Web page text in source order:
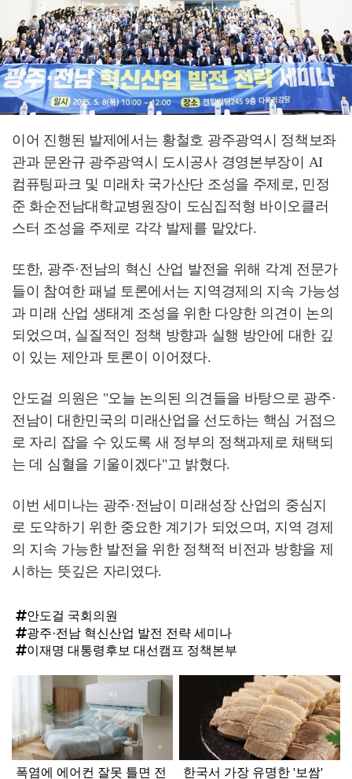
이어 진행된 발제에서는 황철호 광주광역시 정책보좌
관과 문완규 광주광역시 도시공사 경영본부장이 AI
컴퓨팅파크 및 미래차 국가산단 조성을 주제로, 민정
준 화순전남대학교병원장이 도심집적형 바이오클러
스터 조성을 주제로 각각 발제를 맡았다.
또한, 광주·전남의 혁신 산업 발전을 위해 각계 전문가
들이 참여한 패널 토론에서는 지역경제의 지속 가능성
과 미래 산업 생태계 조성을 위한 다양한 의견이 논의
되었으며, 실질적인 정책 방향과 실행 방안에 대한 깊
이 있는 제안과 토론이 이어졌다.
안도걸 의원은 "오늘 논의된 의견들을 바탕으로 광주·
전남이 대한민국의 미래산업을 선도하는 핵심 거점으
로 자리 잡을 수 있도록 새 정부의 정책과제로 채택되
는 데 심혈을 기울이겠다"고 밝혔다.
이번 세미나는 광주·전남이 미래성장 산업의 중심지
로 도약하기 위한 중요한 계기가 되었으며, 지역 경제
의 지속 가능한 발전을 위한 정책적 비전과 방향을 제
시하는 뜻깊은 자리였다.
안도걸 국회의원
광주·전남 혁신산업 발전 전략 세미나
이재명 대통령후보 대선캠프 정책본부
라
인
폭염에 에어컨 잘못 틀면 전 한국서 가장 유명한 '보쌈'